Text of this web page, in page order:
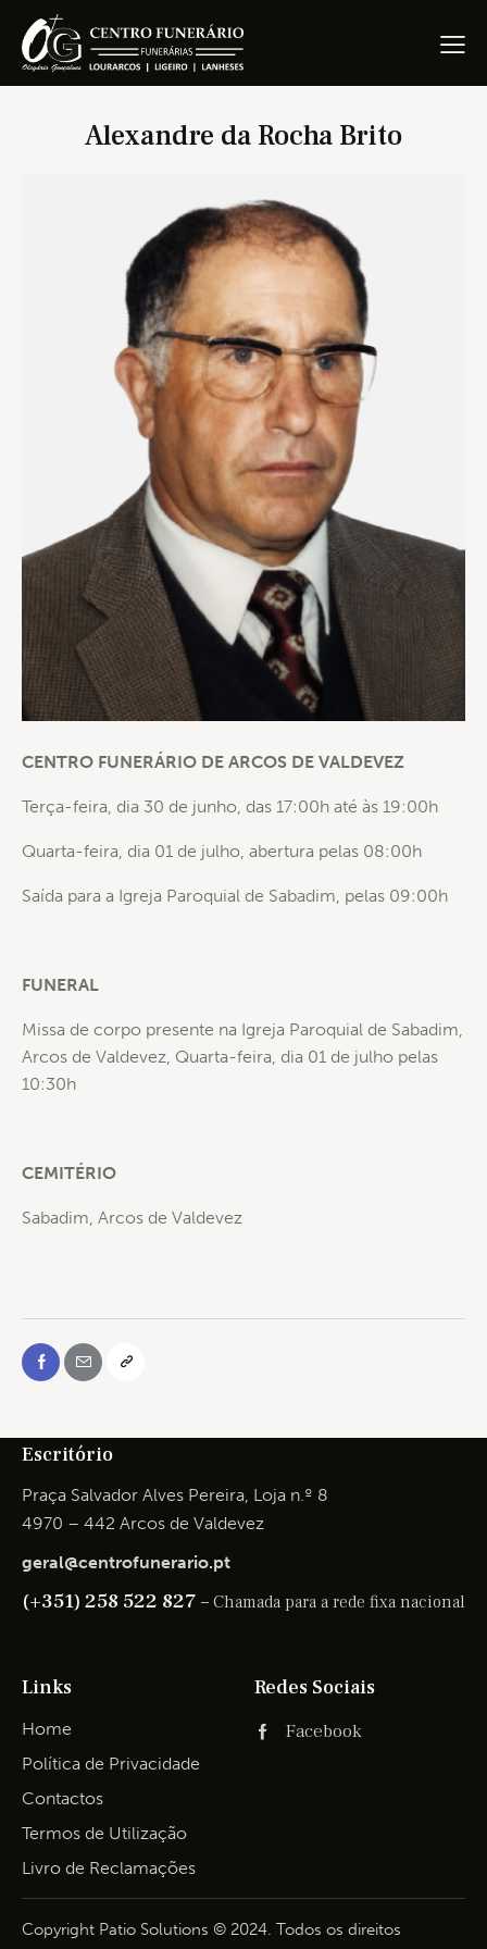
Alexandre da Rocha Brito
CENTRO FUNERÁRIO DE ARCOS DE VALDEVEZ
Terça-feira, dia 30 de junho, das 17:00h até às 19:00h
Quarta-feira, dia 01 de julho, abertura pelas 08:00h
Saída para a Igreja Paroquial de Sabadim, pelas 09:00h
FUNERAL
Missa de corpo presente na Igreja Paroquial de Sabadim,
Arcos de Valdevez, Quarta-feira, dia 01 de julho pelas
10:30h
CEMITÉRIO
Sabadim, Arcos de Valdevez
Escritório
Praça Salvador Alves Pereira, Loja n.º 8
4970 – 442 Arcos de Valdevez
geral@centrofunerario.pt
(+351) 258 522 827 – Chamada para a rede fixa nacional
Links
Home
Política de Privacidade
Contactos
Termos de Utilização
Livro de Reclamações
Redes Sociais
Facebook
Copyright Patio Solutions © 2024. Todos os direitos